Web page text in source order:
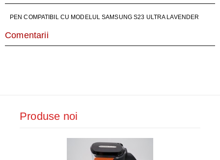
PEN COMPATIBIL CU MODELUL SAMSUNG S23 ULTRA LAVENDER
Comentarii
Produse noi